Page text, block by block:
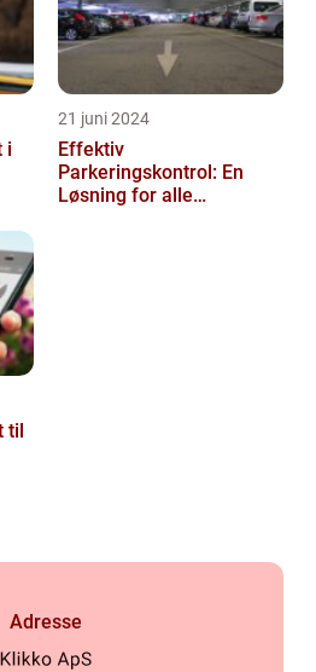
i
21 juni 2024
Effektiv
Parkeringskontrol: En
Løsning for alle
til
Adresse